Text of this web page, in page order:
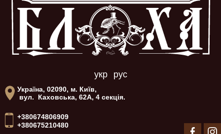
укр рус
Україна, 02090, м. Київ,
вул. Каховська, 62А, 4 секція.
+380674806909
+380675210480